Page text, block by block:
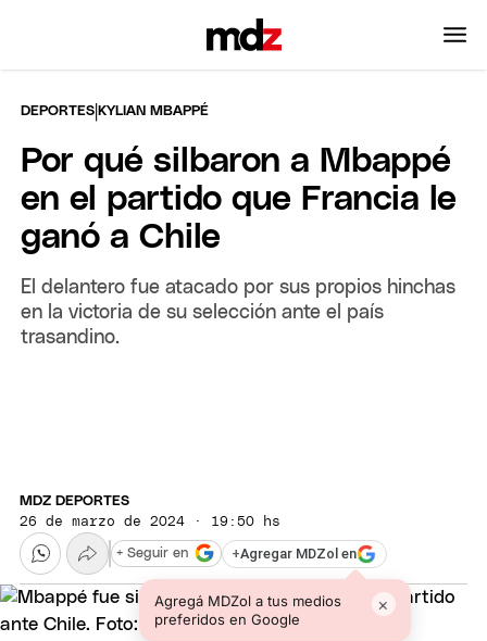
DEPORTES |KYLIAN MBAPPÉ
Por qué silbaron a Mbappé
en el partido que Francia le
ganó a Chile
El delantero fue atacado por sus propios hinchas
en la victoria de su selección ante el país
trasandino.
MDZ DEPORTES
26 de marzo de 2024 · 19:50 hs
+Agregar MDZol en
Agregá MDZol a tus medios
preferidos en Google
×
+ Seguir en